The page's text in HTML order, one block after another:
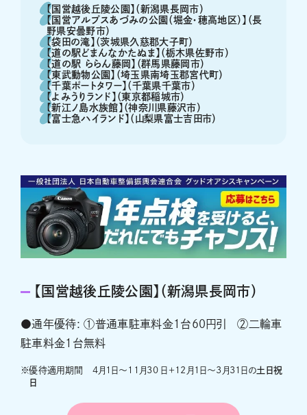
【国営越後丘陵公園】（新潟県長岡市）
【国営アルプスあづみの公園（堀金・穂高地区）】（長
野県安曇野市）
【袋田の滝】（茨城県久慈郡大子町）
【道の駅どまんなかたぬま】（栃木県佐野市）
【道の駅 ららん藤岡】（群馬県藤岡市）
【東武動物公園】（埼玉県南埼玉郡宮代町）
【千葉ポートタワー】（千葉県千葉市）
【よみうりランド】（東京都稲城市）
【新江ノ島水族館】（神奈川県藤沢市）
【富士急ハイランド】（山梨県富士吉田市）
【国営越後丘陵公園】（新潟県長岡市）
●通年優待: ①普通車駐車料金１台60円引 ②二輪車
駐車料金１台無料
※優待適用期間 4月1日〜11月30 日＋12月1日～3月31日の土日祝
日